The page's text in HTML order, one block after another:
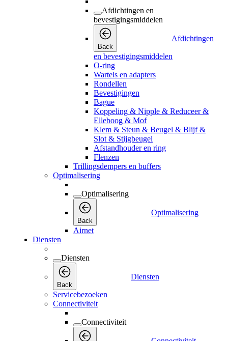
Afdichtingen en
bevestigingsmiddelen
Back
Afdichtingen
en bevestigingsmiddelen
O-ring
Wartels en adapters
Rondellen
Bevestigingen
Bague
Koppeling & Nipple & Reduceer &
Elleboog & Mof
Klem & Steun & Beugel & Blijf &
Slot & Stijgbeugel
Afstandhouder en ring
Flenzen
Trillingsdempers en buffers
Optimalisering
Optimalisering
Back
Optimalisering
Airnet
Diensten
Diensten
Back
Diensten
Servicebezoeken
Connectiviteit
Connectiviteit